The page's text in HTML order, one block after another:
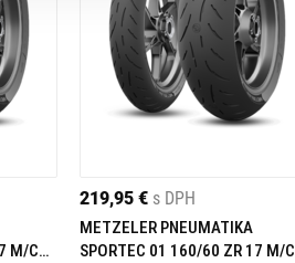
M/C
219,95 € s DPH
METZELER PNEUMATIKA
SPORTEC 01 160/60 ZR 17 M/C